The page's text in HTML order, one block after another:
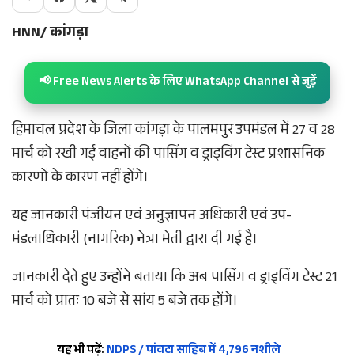
HNN/ कांगड़ा
📢 Free News Alerts के लिए WhatsApp Channel से जुड़ें
हिमाचल प्रदेश के जिला कांगड़ा के पालमपुर उपमंडल में 27 व 28
मार्च को रखी गई वाहनों की पासिंग व ड्राइविंग टेस्ट प्रशासनिक
कारणों के कारण नहीं होंगे।
यह जानकारी पंजीयन एवं अनुज्ञापन अधिकारी एवं उप-
मंडलाधिकारी (नागरिक) नेत्रा मेती द्वारा दी गई है।
जानकारी देते हुए उन्होंने बताया कि अब पासिंग व ड्राइविंग टेस्ट 21
मार्च को प्रातः 10 बजे से सांय 5 बजे तक होंगे।
यह भी पढ़ें: NDPS / पांवटा साहिब में 4,796 नशीले